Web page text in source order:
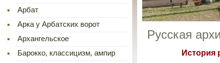
Арбат
Арка у Арбатских ворот
Архангельское
Барокко, классицизм, ампир
Русская
История